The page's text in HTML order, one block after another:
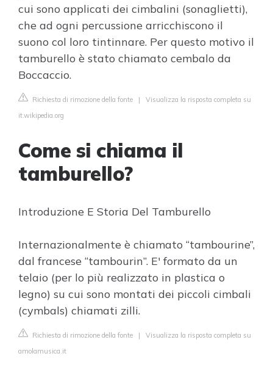
cui sono applicati dei cimbalini (sonaglietti),
che ad ogni percussione arricchiscono il
suono col loro tintinnare. Per questo motivo il
tamburello è stato chiamato cembalo da
Boccaccio.
Richiesta di rimozione della fonte | Visualizza la risposta completa su
it.wikipedia.org
Come si chiama il
tamburello?
Introduzione E Storia Del Tamburello
Internazionalmente è chiamato “tambourine”,
dal francese “tambourin”. E' formato da un
telaio (per lo più realizzato in plastica o
legno) su cui sono montati dei piccoli cimbali
(cymbals) chiamati zilli.
Richiesta di rimozione della fonte | Visualizza la risposta completa su
amolamusica.it